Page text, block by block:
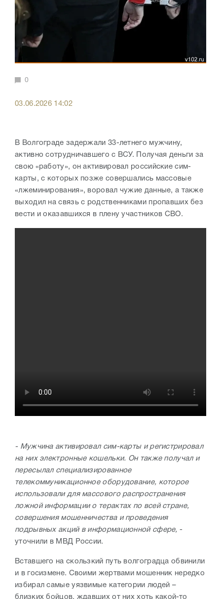
0
03.06.2026 14:02
В Волгограде задержали 33-летнего мужчину,
активно сотрудничавшего с ВСУ. Получая деньги за
свою «работу», он активировал российские сим-
карты, с которых позже совершались массовые
«лжеминирования», воровал чужие данные, а также
выходил на связь с родственниками пропавших без
вести и оказавшихся в плену участников СВО.
- Мужчина активировал сим-карты и регистрировал
на них электронные кошельки. Он также получал и
пересылал специализированное
телекоммуникационное оборудование, которое
использовали для массового распространения
ложной информации о терактах по всей стране,
совершения мошенничества и проведения
подрывных акций в информационной сфере, -
уточнили в МВД России.
Вставшего на скользкий путь волгоградца обвинили
и в госизмене. Своими жертвами мошенник нередко
избирал самые уязвимые категории людей –
близких бойцов, ждавших от них хоть какой-то